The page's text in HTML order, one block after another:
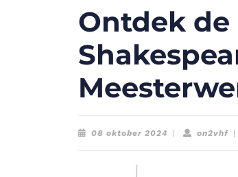
Ontdek de
08 oktober 2024 08
on2vhf